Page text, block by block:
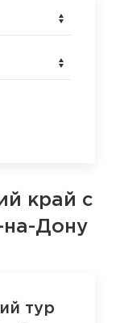
край с
на-Дону
тур